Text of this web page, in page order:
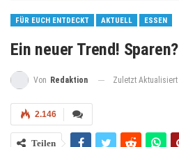
FÜR EUCH ENTDECKT AKTUELL ESSEN
Ein neuer Trend! Sparen?
Von Redaktion Zuletzt Aktualisiert
2.146
Teilen